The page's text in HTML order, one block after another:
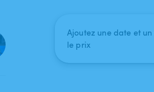
Ajoutez une date et
le prix